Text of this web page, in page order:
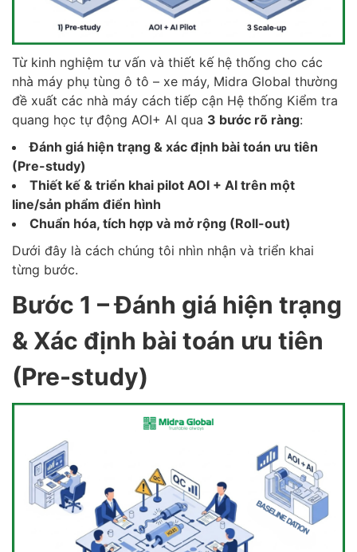
Từ kinh nghiệm tư vấn và thiết kế hệ thống cho các
nhà máy phụ tùng ô tô – xe máy, Midra Global thường
đề xuất các nhà máy cách tiếp cận Hệ thống Kiểm tra
quang học tự động AOI+ AI qua 3 bước rõ ràng:
Đánh giá hiện trạng & xác định bài toán ưu tiên
(Pre-study)
Thiết kế & triển khai pilot AOI + AI trên một
line/sản phẩm điển hình
Chuẩn hóa, tích hợp và mở rộng (Roll-out)
Dưới đây là cách chúng tôi nhìn nhận và triển khai
từng bước.
Bước 1 – Đánh giá hiện trạng
& Xác định bài toán ưu tiên
(Pre-study)